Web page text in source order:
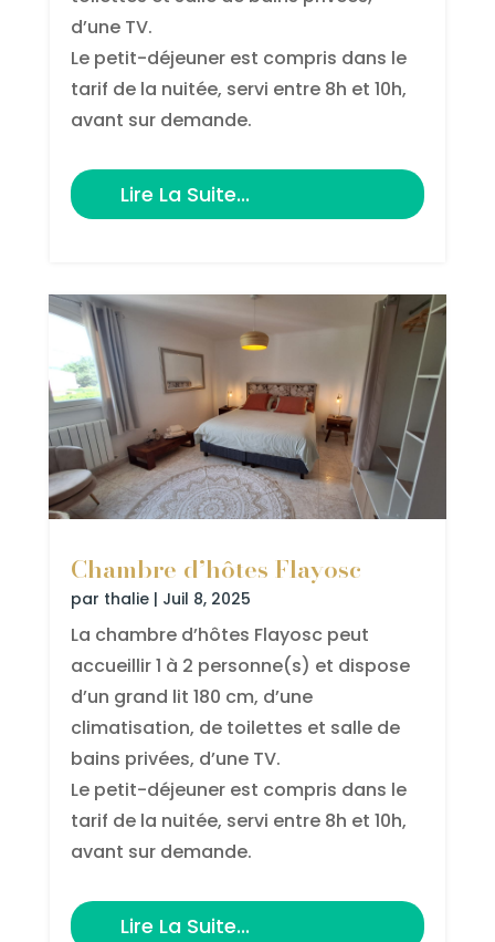
d’une TV.
Le petit-déjeuner est compris dans le
tarif de la nuitée, servi entre 8h et 10h,
avant sur demande.
Lire La Suite...
Chambre d’hôtes Flayosc
par thalie| Juil 8, 2025
La chambre d’hôtes Flayosc peut
accueillir 1 à 2 personne(s) et dispose
d’un grand lit 180 cm, d’une
climatisation, de toilettes et salle de
bains privées, d’une TV.
Le petit-déjeuner est compris dans le
tarif de la nuitée, servi entre 8h et 10h,
avant sur demande.
Lire La Suite...